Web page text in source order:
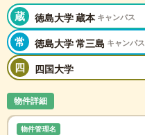
蔵 徳島大学 蔵本 キャンパス
常 徳島大学 常三島 キャンパス
四 四国大学
物件詳細
物件管理名